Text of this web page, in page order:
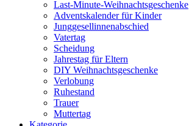
Last-Minute-Weihnachtsgeschenke
Adventskalender für Kinder
Junggesellinnenabschied
Vatertag
Scheidung
Jahrestag für Eltern
DIY Weihnachtsgeschenke
Verlobung
Ruhestand
Trauer
Muttertag